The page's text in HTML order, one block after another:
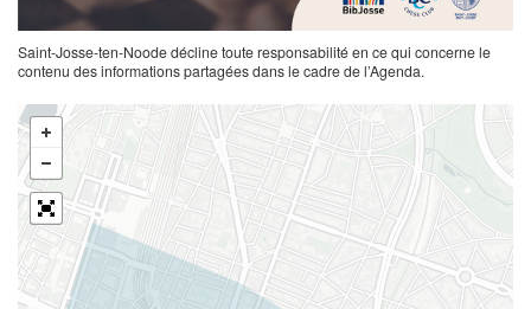
Saint-Josse-ten-Noode décline toute responsabilité en ce qui concerne le
contenu des informations partagées dans le cadre de l’Agenda.